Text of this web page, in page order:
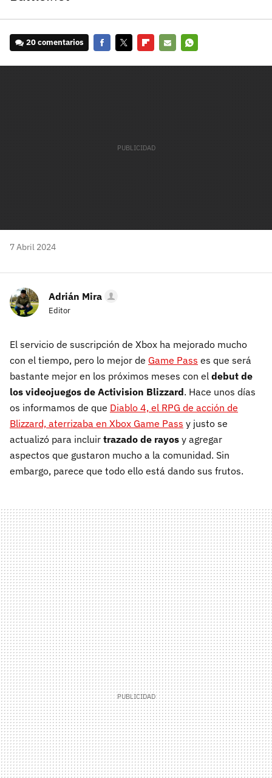
20 comentarios
7 Abril 2024
Adrián Mira
Editor
El servicio de suscripción de Xbox ha mejorado mucho
con el tiempo, pero lo mejor de Game Pass es que será
bastante mejor en los próximos meses con el debut de
los videojuegos de Activision Blizzard. Hace unos días
os informamos de que Diablo 4, el RPG de acción de
Blizzard, aterrizaba en Xbox Game Pass y justo se
actualizó para incluir trazado de rayos y agregar
aspectos que gustaron mucho a la comunidad. Sin
embargo, parece que todo ello está dando sus frutos.